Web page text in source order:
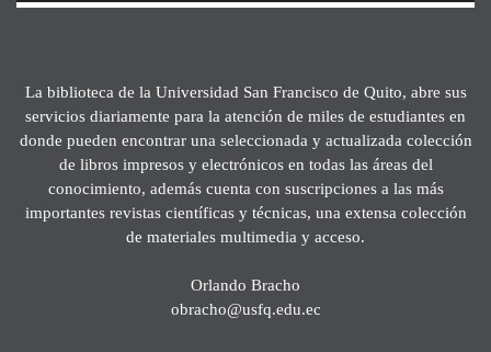
La biblioteca de la Universidad San Francisco de Quito, abre sus
servicios diariamente para la atención de miles de estudiantes en
donde pueden encontrar una seleccionada y actualizada colección
de libros impresos y electrónicos en todas las áreas del
conocimiento, además cuenta con suscripciones a las más
importantes revistas científicas y técnicas, una extensa colección
de materiales multimedia y acceso.
Orlando Bracho
obracho@usfq.edu.ec